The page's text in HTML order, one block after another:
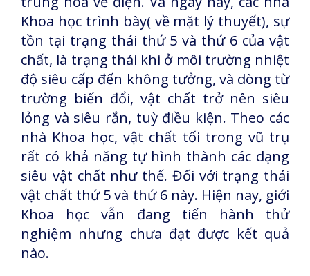
Khoa học trình bày( về mặt lý thuyết), sự
tồn tại trạng thái thứ 5 và thứ 6 của vật
chất, là trạng thái khi ở môi trường nhiệt
độ siêu cấp đến không tưởng, và dòng từ
trường biến đổi, vật chất trở nên siêu
lỏng và siêu rắn, tuỳ điều kiện. Theo các
nhà Khoa học, vật chất tối trong vũ trụ
rất có khả năng tự hình thành các dạng
siêu vật chất như thế. Đối với trạng thái
vật chất thứ 5 và thứ 6 này. Hiện nay, giới
Khoa học vẫn đang tiến hành thử
nghiệm nhưng chưa đạt được kết quả
nào.